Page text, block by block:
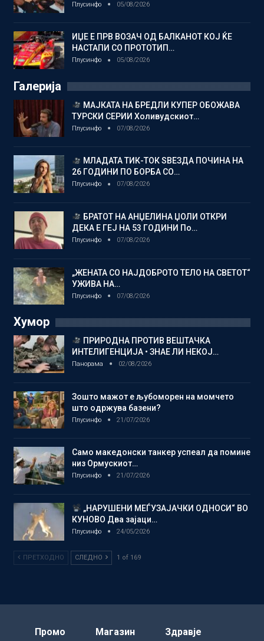
Плусинфо 05/08/2026
ИЏЕ Е ПРВ ВОЗАЧ ОД БАЛКАНОТ КОЈ ЌЕ
НАСТАПИ СО ПРОТОТИП…
Плусинфо 05/08/2026
Галерија
МАЈКАТА НА БРЕДЛИ КУПЕР ОБОЖАВА
ТУРСКИ СЕРИИ Холивудскиот…
Плусинфо 07/08/2026
МЛАДАТА ТИК-ТОК ЅВЕЗДА ПОЧИНА НА
26 ГОДИНИ ПО БОРБА СО…
Плусинфо 07/08/2026
БРАТОТ НА АНЏЕЛИНА ЏОЛИ ОТКРИ
ДЕКА Е ГЕЈ НА 53 ГОДИНИ По…
Плусинфо 07/08/2026
„ЖЕНАТА СО НАЈДОБРОТО ТЕЛО НА СВЕТОТ“
УЖИВА НА…
Плусинфо 07/08/2026
Хумор
ПРИРОДНА ПРОТИВ ВЕШТАЧКА
ИНТЕЛИГЕНЦИЈА • ЗНАЕ ЛИ НЕКОЈ…
Панорама 02/08/2026
Зошто мажот е љубоморен на момчето
што одржува базени?
Плусинфо 21/07/2026
Само македонски танкер успеал да помине
низ Ормускиот…
Плусинфо 21/07/2026
„НАРУШЕНИ МЕЃУЗАЈАЧКИ ОДНОСИ“ ВО
КУНОВО Два зајаци…
Плусинфо 24/05/2026
ПРЕТХОДНО СЛЕДНО 1 of 169
Промо Магазин Здравје